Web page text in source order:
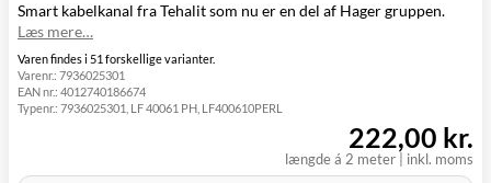
Levering til
din adresse
Click&Collect
i Svenstrup
(9230)
Smart kabelkanal fra Tehalit som nu er en del af Hager gruppen.
Læs mere…
Varen findes i 51 forskellige varianter.
Varenr.: 7936025301
EAN nr.: 4012740186674
Typenr.: 7936025301, LF 40061 PH, LF400610PERL
længde á 2 meter inkl. moms
222,00 kr.